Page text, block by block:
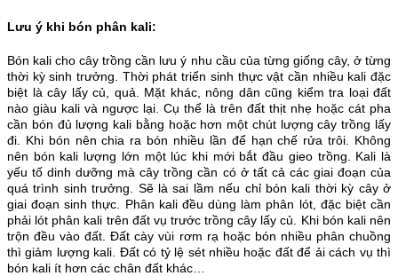
Lưu ý khi bón phân kali:
Bón kali cho cây trồng cần lưu ý nhu cầu của từng giống cây, ở từng
thời kỳ sinh trưởng. Thời phát triển sinh thực vật cần nhiều kali đặc
biệt là cây lấy củ, quả. Mặt khác, nông dân cũng kiểm tra loại đất
nào giàu kali và ngược lại. Cụ thể là trên đất thịt nhẹ hoặc cát pha
cần bón đủ lượng kali bằng hoặc hơn một chút lượng cây trồng lấy
đi. Khi bón nên chia ra bón nhiều lần để hạn chế rửa trôi. Không
nên bón kali lượng lớn một lúc khi mới bắt đầu gieo trồng. Kali là
yếu tố dinh dưỡng mà cây trồng cần có ở tất cả các giai đoạn của
quá trình sinh trưởng. Sẽ là sai lầm nếu chỉ bón kali thời kỳ cây ở
giai đoạn sinh thực. Phân kali đều dùng làm phân lót, đặc biệt cần
phải lót phân kali trên đất vụ trước trồng cây lấy củ. Khi bón kali nên
trộn đều vào đất. Đất cày vùi rơm rạ hoặc bón nhiều phân chuồng
thì giảm lượng kali. Đất có tỷ lệ sét nhiều hoặc đất để ải cách vụ thì
bón kali ít hơn các chân đất khác…